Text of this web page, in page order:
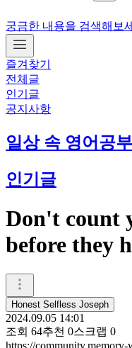
궁금한 내용을 검색해보
즐겨찾기
전체글
인기글
공지사항
일상 속 영어공부
인기글
Don't count
before they
Honest Selfless Joseph
2024.09.05 14:01
조회 64추천 0스크랩 0
https://